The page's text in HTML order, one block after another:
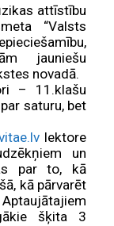
attīstību
“Valsts
jauniešu
novadā.
– 11.klašu
saturu, bet
lektore
un
par to, kā
kā pārvarēt
šķita 3